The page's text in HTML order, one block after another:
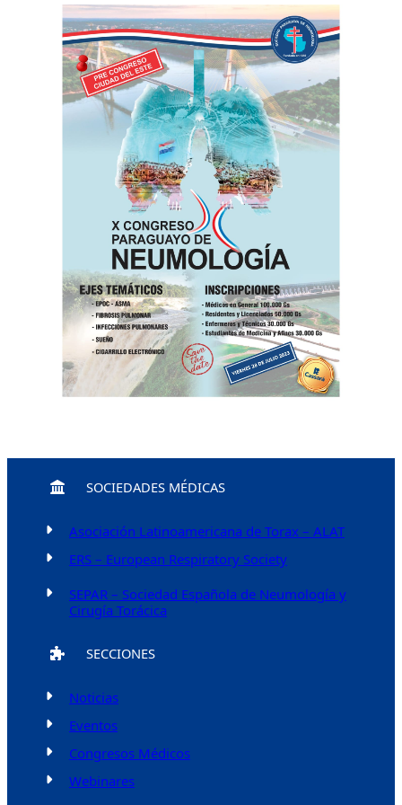
SOCIEDADES MÉDICAS
Asociación Latinoamericana de Torax – ALAT
ERS – European Respiratory Society
SEPAR – Sociedad Española de Neumología y
Cirugía Torácica
SECCIONES
Noticias
Eventos
Congresos Médicos
Webinares